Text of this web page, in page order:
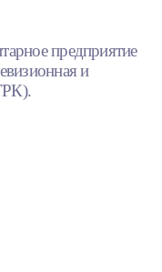
предприятие
и